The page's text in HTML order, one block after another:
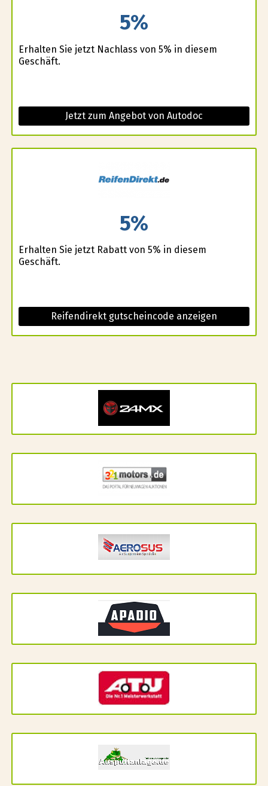
5%
Erhalten Sie jetzt Nachlass von 5% in diesem
Geschäft.
Jetzt zum Angebot von Autodoc
5%
Erhalten Sie jetzt Rabatt von 5% in diesem
Geschäft.
Reifendirekt gutscheincode anzeigen